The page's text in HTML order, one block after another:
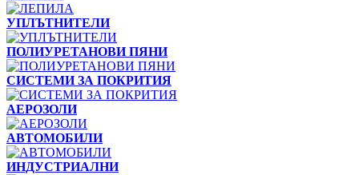
УПЛЪТНИТЕЛИ
ПОЛИУРЕТАНОВИ ПЯНИ
СИСТЕМИ ЗА ПОКРИТИЯ
АЕРОЗОЛИ
АВТОМОБИЛИ
ИНДУСТРИАЛНИ